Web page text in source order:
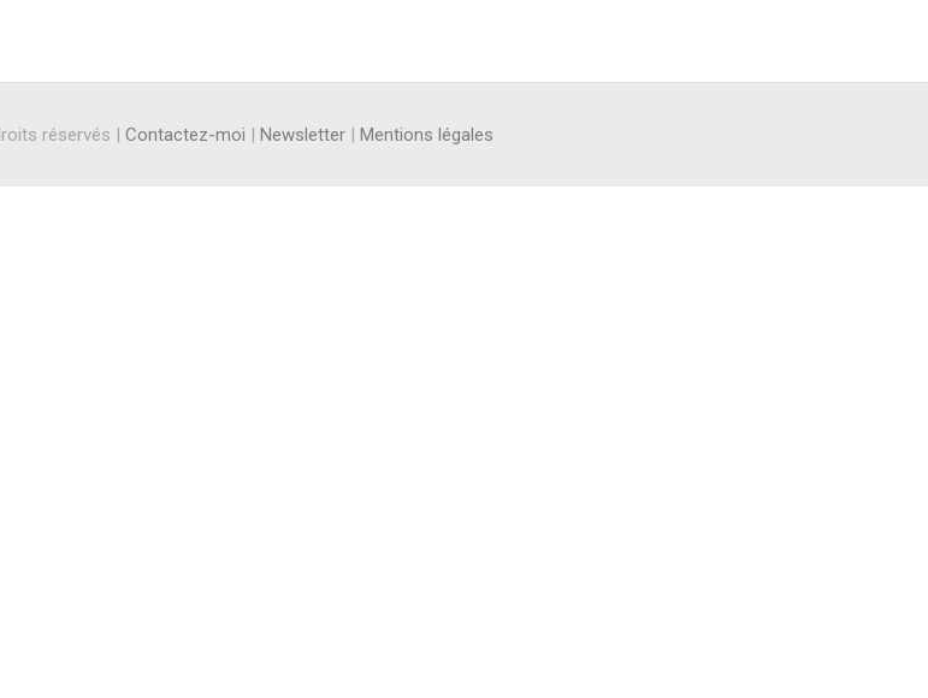
réservés |Contactez-moi |Newsletter |Mentions légales